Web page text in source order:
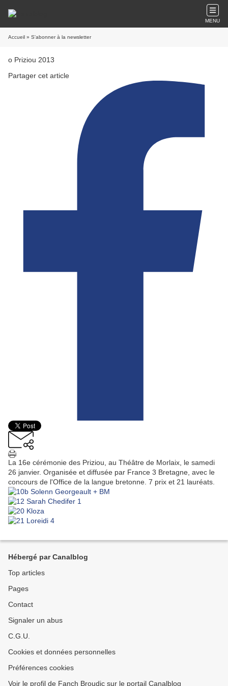
MENU
Accueil » S'abonner à la newsletter
o Priziou 2013
Partager cet article
La 16e cérémonie des Priziou, au Théâtre de Morlaix, le samedi
26 janvier. Organisée et diffusée par France 3 Bretagne, avec le
concours de l'Office de la langue bretonne. 7 prix et 21 lauréats.
Hébergé par Canalblog
Top articles
Pages
Contact
Signaler un abus
C.G.U.
Cookies et données personnelles
Préférences cookies
Voir le profil de Fanch Broudic sur le portail Canalblog